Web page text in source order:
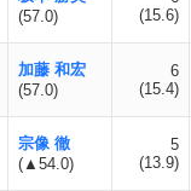
(57.0)
(15.6)
加藤 和宏
(57.0)
6
(15.4)
宗像 徹
(▲54.0)
5
(13.9)